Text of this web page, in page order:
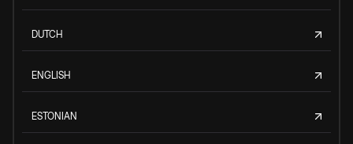
DUTCH
ENGLISH
ESTONIAN